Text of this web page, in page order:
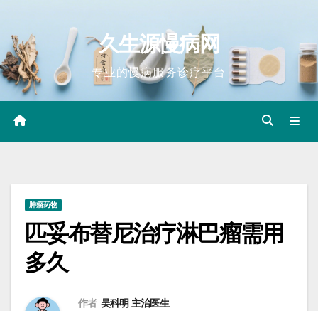
content
久生源慢病网
专业的慢病服务诊疗平台
肿瘤药物
匹妥布替尼治疗淋巴瘤需用
多久
作者 吴科明 主治医生